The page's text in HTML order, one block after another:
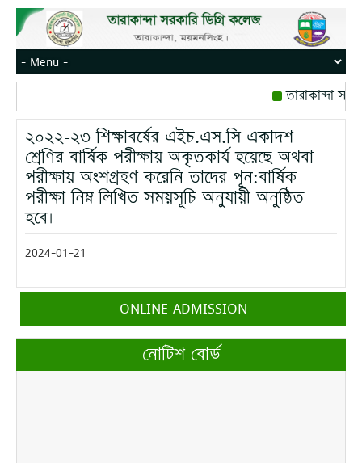
তারাকান্দা
রোজ বৃহস্পতিবার।
মোবাইল নম্বর:
২০২২-২৩ শিক্ষাবর্ষের এইচ.এস.সি একাদশ
শ্রেণির বার্ষিক পরীক্ষায় অকৃতকার্য হয়েছে অথবা
পরীক্ষায় অংশগ্রহণ করেনি তাদের পূন:বার্ষিক
পরীক্ষা নিম্ন লিখিত সময়সূচি অনুযায়ী অনুষ্ঠিত
হবে।
2024-01-21
ONLINE ADMISSION
নোটিশ বোর্ড